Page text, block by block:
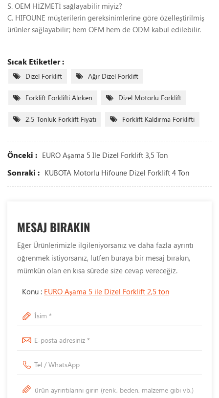
S. OEM HİZMETİ sağlayabilir miyiz?
C. HIFOUNE müşterilerin gereksinimlerine göre özelleştirilmiş
ürünler sağlayabilir; hem OEM hem de ODM kabul edilebilir.
Sıcak Etiketler :
Dizel Forklift Ağır Dizel Forklift
Forklift Forklifti Alırken Dizel Motorlu Forklift
2,5 Tonluk Forklift Fiyatı Forklift Kaldırma Forklifti
Önceki : EURO Aşama 5 Ile Dizel Forklift 3,5 Ton
Sonraki : KUBOTA Motorlu Hifoune Dizel Forklift 4 Ton
MESAJ BIRAKIN
Eğer Ürünlerimizle ilgileniyorsanız ve daha fazla ayrıntı
öğrenmek istiyorsanız, lütfen buraya bir mesaj bırakın,
mümkün olan en kısa sürede size cevap vereceğiz.
Konu : EURO Aşama 5 ile Dizel Forklift 2,5 ton